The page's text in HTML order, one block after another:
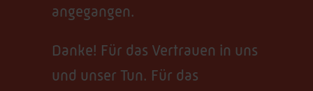
angegangen.
Danke! Für das Vertrauen in uns
und unser Tun. Für das